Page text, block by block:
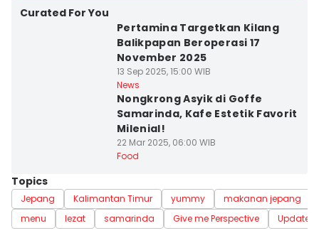
Curated For You
Pertamina Targetkan Kilang
Balikpapan Beroperasi 17
November 2025
13 Sep 2025, 15:00 WIB
News
Nongkrong Asyik di Goffe
Samarinda, Kafe Estetik Favorit
Milenial!
22 Mar 2025, 06:00 WIB
Food
Topics
Jepang Kalimantan Timur yummy
makanan jepang
menu
lezat samarinda Give me Perspective Update